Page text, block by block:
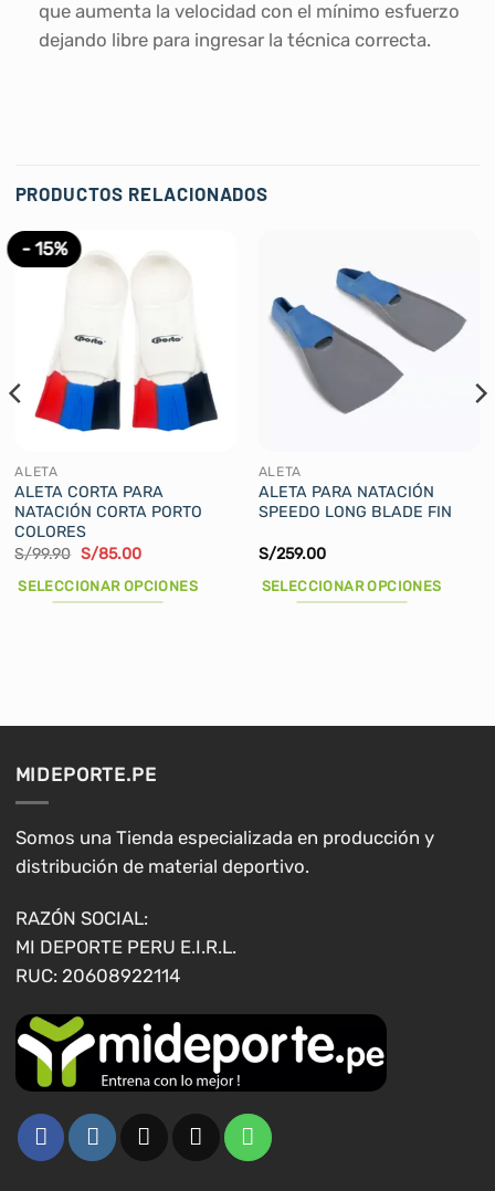
que aumenta la velocidad con el mínimo esfuerzo
dejando libre para ingresar la técnica correcta.
PRODUCTOS RELACIONADOS
- 15%
ALETA
ALETA CORTA PARA
NATACIÓN CORTA PORTO
COLORES
S/99.90 El
original
era:
S/85.00El
actual
es:
SELECCIONAR OPCIONES
se
pueden
elegir
en
página
de
producto
ALETA
ALETA PARA NATACIÓN
SPEEDO LONG BLADE FIN
S/259.00
SELECCIONAR OPCIONES
elegir
en
MIDEPORTE.PE
Somos una Tienda especializada en producción y
distribución de material deportivo.
RAZÓN SOCIAL:
MI DEPORTE PERU E.I.R.L.
RUC: 20608922114